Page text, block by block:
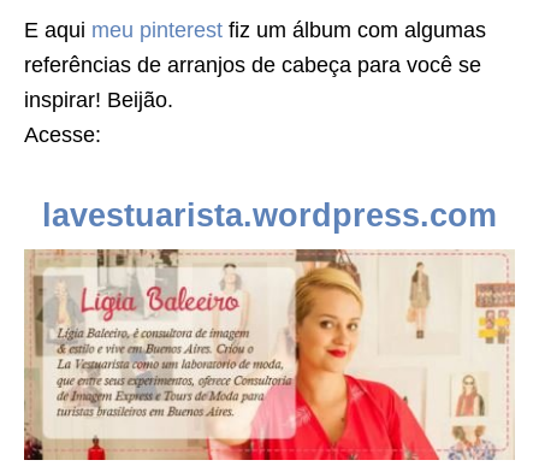
E aqui meu pinterest fiz um álbum com algumas
referências de arranjos de cabeça para você se
inspirar! Beijão.
Acesse:
lavestuarista.wordpress.com